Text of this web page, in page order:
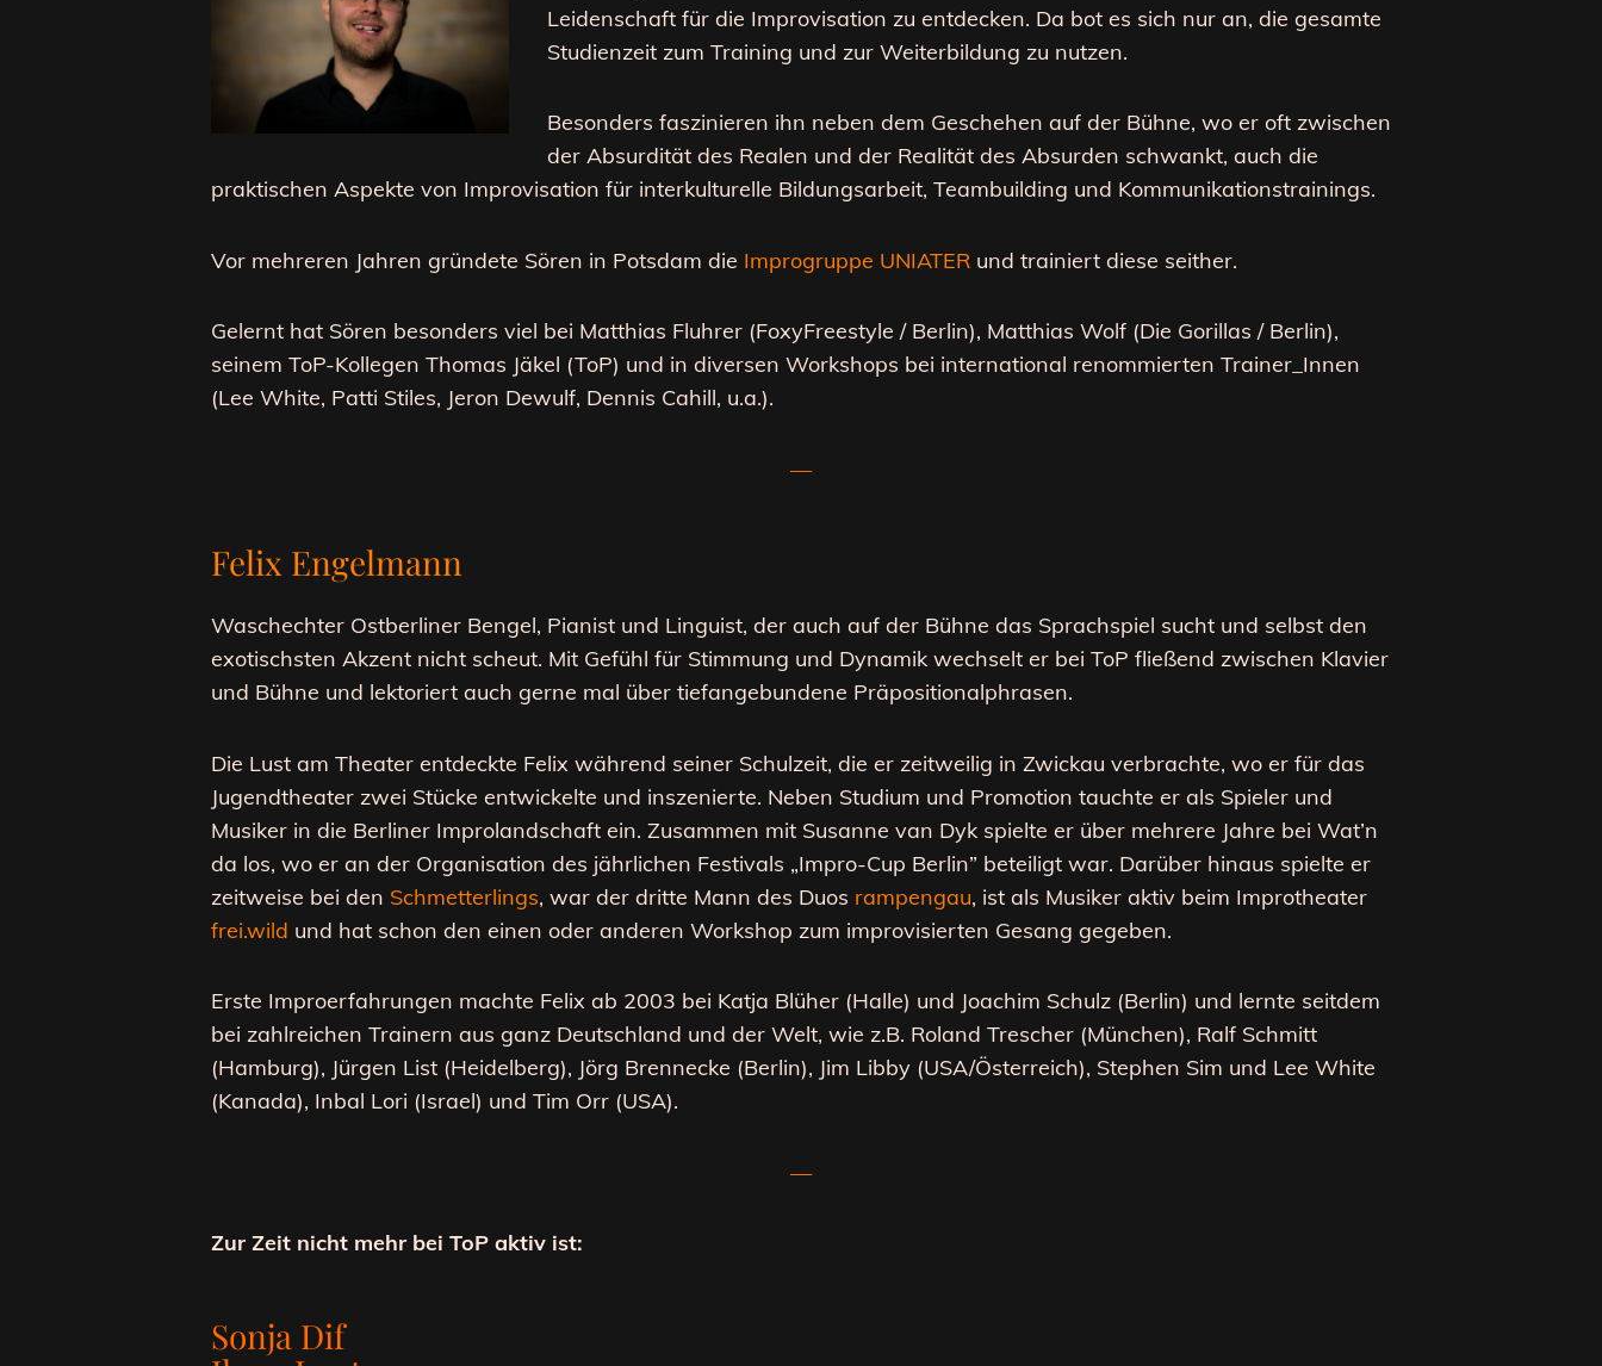
Leidenschaft für die Improvisation zu entdecken. Da bot es sich nur an, die gesamte
Studienzeit zum Training und zur Weiterbildung zu nutzen.
Besonders faszinieren ihn neben dem Geschehen auf der Bühne, wo er oft zwischen
der Absurdität des Realen und der Realität des Absurden schwankt, auch die
praktischen Aspekte von Improvisation für interkulturelle Bildungsarbeit, Teambuilding und Kommunikationstrainings.
Vor mehreren Jahren gründete Sören in Potsdam die Improgruppe UNIATER und trainiert diese seither.
Gelernt hat Sören besonders viel bei Matthias Fluhrer (FoxyFreestyle / Berlin), Matthias Wolf (Die Gorillas / Berlin),
seinem ToP-Kollegen Thomas Jäkel (ToP) und in diversen Workshops bei international renommierten Trainer_Innen
(Lee White, Patti Stiles, Jeron Dewulf, Dennis Cahill, u.a.).
—
Felix Engelmann
Waschechter Ostberliner Bengel, Pianist und Linguist, der auch auf der Bühne das Sprachspiel sucht und selbst den
exotischsten Akzent nicht scheut. Mit Gefühl für Stimmung und Dynamik wechselt er bei ToP fließend zwischen Klavier
und Bühne und lektoriert auch gerne mal über tiefangebundene Präpositionalphrasen.
Die Lust am Theater entdeckte Felix während seiner Schulzeit, die er zeitweilig in Zwickau verbrachte, wo er für das
Jugendtheater zwei Stücke entwickelte und inszenierte. Neben Studium und Promotion tauchte er als Spieler und
Musiker in die Berliner Improlandschaft ein. Zusammen mit Susanne van Dyk spielte er über mehrere Jahre bei Wat’n
da los, wo er an der Organisation des jährlichen Festivals „Impro-Cup Berlin” beteiligt war. Darüber hinaus spielte er
zeitweise bei den Schmetterlings, war der dritte Mann des Duos rampengau, ist als Musiker aktiv beim Improtheater
frei.wild und hat schon den einen oder anderen Workshop zum improvisierten Gesang gegeben.
Erste Improerfahrungen machte Felix ab 2003 bei Katja Blüher (Halle) und Joachim Schulz (Berlin) und lernte seitdem
bei zahlreichen Trainern aus ganz Deutschland und der Welt, wie z.B. Roland Trescher (München), Ralf Schmitt
(Hamburg), Jürgen List (Heidelberg), Jörg Brennecke (Berlin), Jim Libby (USA/Österreich), Stephen Sim und Lee White
(Kanada), Inbal Lori (Israel) und Tim Orr (USA).
—
Zur Zeit nicht mehr bei ToP aktiv ist:
Sonja Dif